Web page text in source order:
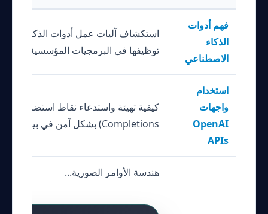
فهم أدوات
الذكاء
الاصطناعي
استكشاف آليات عمل أدوات الذكاء
توظيفها في البرمجيات المؤسسية.
استخدام
واجهات
OpenAI
APIs
Completions) بشكل آمن في بيئات العمل.
هندسة الأوامر الصورية...